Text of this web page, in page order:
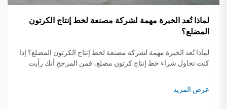
لماذا تُعد الخبرة مهمة لشركة مصنعة لخط إنتاج الكرتون
المضلع؟
لماذا تُعد الخبرة مهمة لشركة مصنعة لخط إنتاج الكرتون المضلع؟ إذا
كنت تحاول شراء خط إنتاج كرتون مضلع، فمن المرجح أنك رأيت
عرض المزيد